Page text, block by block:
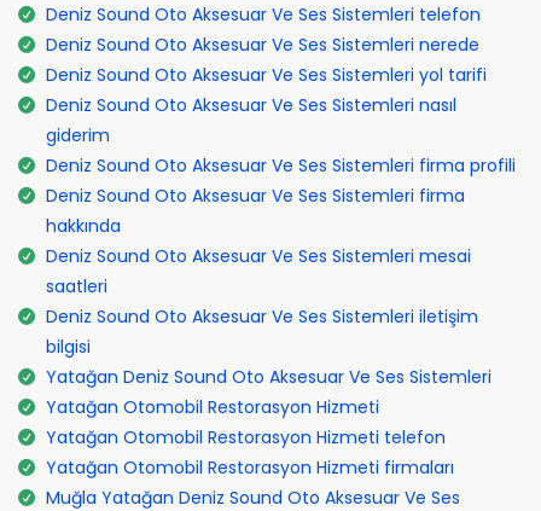
Deniz Sound Oto Aksesuar Ve Ses Sistemleri telefon
Deniz Sound Oto Aksesuar Ve Ses Sistemleri nerede
Deniz Sound Oto Aksesuar Ve Ses Sistemleri yol tarifi
Deniz Sound Oto Aksesuar Ve Ses Sistemleri nasıl
giderim
Deniz Sound Oto Aksesuar Ve Ses Sistemleri firma profili
Deniz Sound Oto Aksesuar Ve Ses Sistemleri firma
hakkında
Deniz Sound Oto Aksesuar Ve Ses Sistemleri mesai
saatleri
Deniz Sound Oto Aksesuar Ve Ses Sistemleri iletişim
bilgisi
Yatağan Deniz Sound Oto Aksesuar Ve Ses Sistemleri
Yatağan Otomobil Restorasyon Hizmeti
Yatağan Otomobil Restorasyon Hizmeti telefon
Yatağan Otomobil Restorasyon Hizmeti firmaları
Muğla Yatağan Deniz Sound Oto Aksesuar Ve Ses